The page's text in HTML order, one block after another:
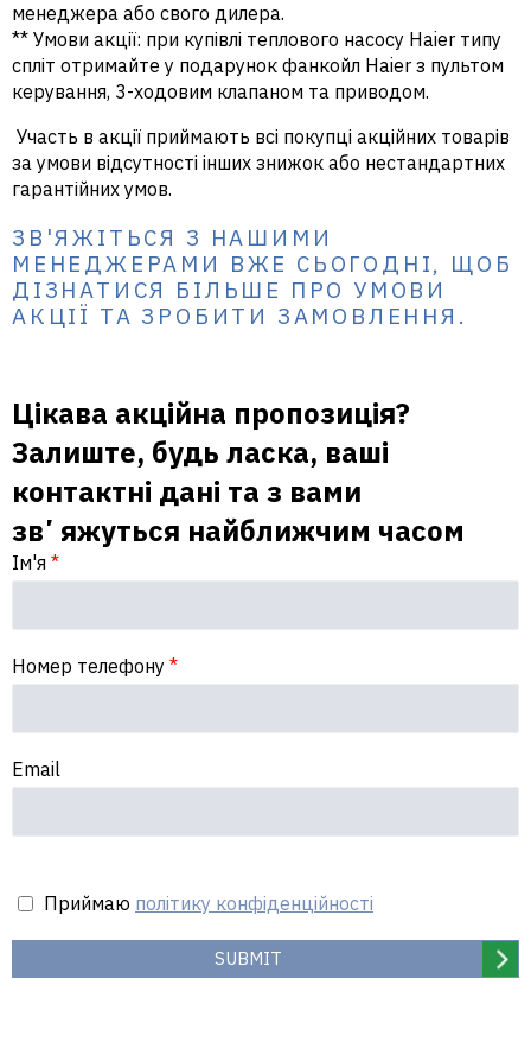
менеджера або свого дилера.
** Умови акції: при купівлі теплового насосу Haier типу
спліт отримайте у подарунок фанкойл Haier з пультом
керування, 3-ходовим клапаном та приводом.
Участь в акції приймають всі покупці акційних товарів
за умови відсутності інших знижок або нестандартних
гарантійних умов.
ЗВ'ЯЖІТЬСЯ З НАШИМИ
МЕНЕДЖЕРАМИ ВЖЕ СЬОГОДНІ, ЩОБ
ДІЗНАТИСЯ БІЛЬШЕ ПРО УМОВИ
АКЦІЇ ТА ЗРОБИТИ ЗАМОВЛЕННЯ.
Цікава акційна пропозиція?
Залиште, будь ласка, ваші
контактні дані та з вами
звʼяжуться найближчим часом
Ім'я *
Номер телефону *
Email
Приймаю політику конфіденційності